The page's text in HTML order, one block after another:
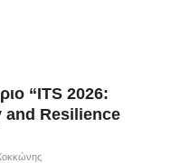
“ITS 2026:
Resilience